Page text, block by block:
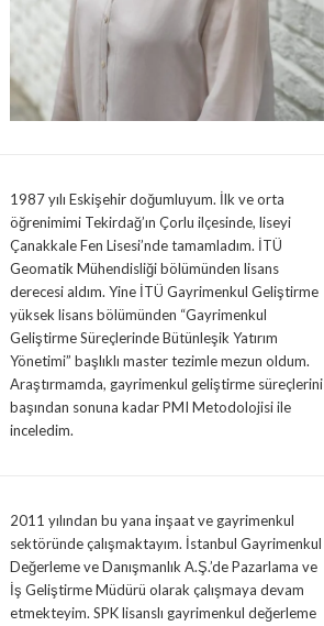
1987 yılı Eskişehir doğumluyum. İlk ve orta
öğrenimimi Tekirdağ’ın Çorlu ilçesinde, liseyi
Çanakkale Fen Lisesi’nde tamamladım. İTÜ
Geomatik Mühendisliği bölümünden lisans
derecesi aldım. Yine İTÜ Gayrimenkul Geliştirme
yüksek lisans bölümünden “Gayrimenkul
Geliştirme Süreçlerinde Bütünleşik Yatırım
Yönetimi” başlıklı master tezimle mezun oldum.
Araştırmamda, gayrimenkul geliştirme süreçlerini
başından sonuna kadar PMI Metodolojisi ile
inceledim.
2011 yılından bu yana inşaat ve gayrimenkul
sektöründe çalışmaktayım. İstanbul Gayrimenkul
Değerleme ve Danışmanlık A.Ş.’de Pazarlama ve
İş Geliştirme Müdürü olarak çalışmaya devam
etmekteyim. SPK lisanslı gayrimenkul değerleme